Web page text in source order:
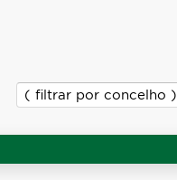
( filtrar por concelho )